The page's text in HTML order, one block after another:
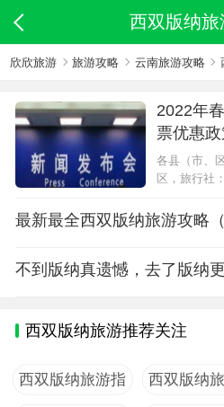
西双版纳旅
欣欣旅游 旅游攻略 云南旅游攻略
2022年
票优惠
各县（市、
区，旅行社
贯彻落实“外
控策略，切
最新最全西双版纳旅游攻略（
不到版纳真遗憾，去了版纳
西双版纳旅游推荐关注
西双版纳旅游指
西双版纳